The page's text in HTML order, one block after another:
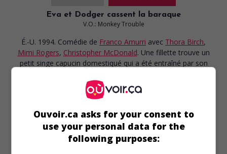
Eva et Dodger cassent la baraque
V.O.: Monkey Trouble
É.-U. 1994. Comédie de Franco Amurri avec Thora Birch,
Mimi Rogers, Christopher McDonald. Une fillette trouve un
petit singe capucin domestiqué qui a été entraîné par son
Ouvoir.ca asks for your consent to
use your personal data for the
following purposes: